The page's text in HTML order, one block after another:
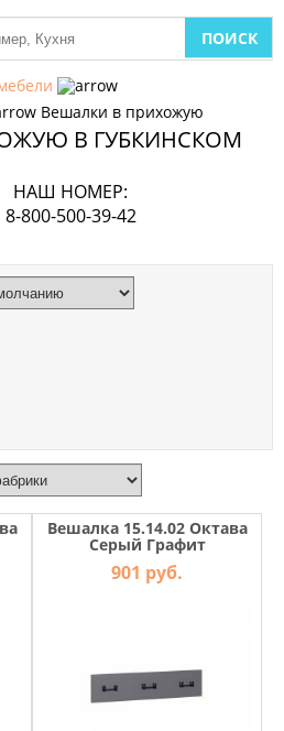
Вешалки в прихожую
В ГУБКИНСКОМ
НАШ НОМЕР:
8-800-500-39-42
Вешалка 15.14.02 Октава
Серый Графит
901 руб.